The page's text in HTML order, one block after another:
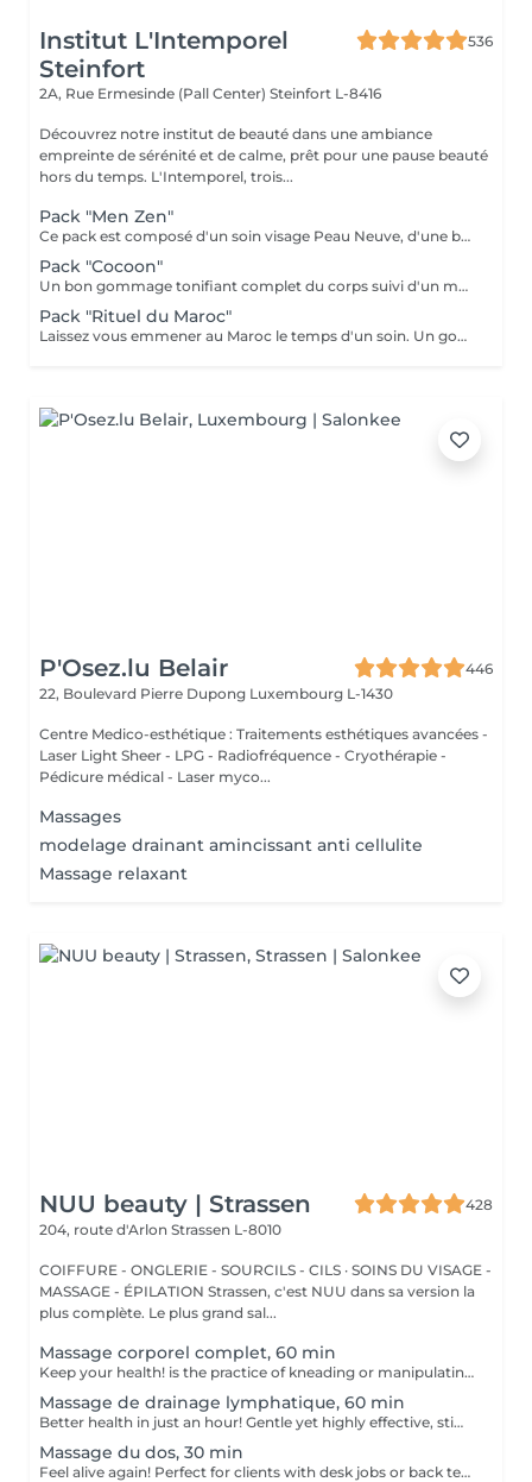
Institut L'Intemporel
Steinfort
536
2A, Rue Ermesinde (Pall Center) Steinfort L-8416
Découvrez notre institut de beauté dans une ambiance
empreinte de sérénité et de calme, prêt pour une pause beauté
hors du temps. L'Intemporel, trois...
Pack "Men Zen"
Ce pack est composé d'un soin visage Peau Neuve, d'une beauté des pieds et d'un massage "Escale à Marrakech" (1h de massage) Déconnection et expérience sensorielle Pour récupérer un "homme" zen :-)
Pack "Cocoon"
Un bon gommage tonifiant complet du corps suivi d'un massage détente du corps 1h, beauté des pieds et manucure.
Pack "Rituel du Maroc"
Laissez vous emmener au Maroc le temps d'un soin. Un gommage complet du corps avec au choix le "gommage à la fleur d'oranger" ou le "gommage au savon noir bio", suivi d'un massage d'une heure "Escale à Marrakech". Un voyage sensoriel parfumé à la fleur d'oranger ou à l'essence d'eucalyptus. Un thé à la menthe vous sera servi après le soin.
P'Osez.lu Belair
446
22, Boulevard Pierre Dupong Luxembourg L-1430
Centre Medico-esthétique : Traitements esthétiques avancées -
Laser Light Sheer - LPG - Radiofréquence - Cryothérapie -
Pédicure médical - Laser myco...
Massages
modelage drainant amincissant anti cellulite
Massage relaxant
NUU beauty | Strassen
428
204, route d'Arlon Strassen L-8010
COIFFURE - ONGLERIE - SOURCILS - CILS · SOINS DU VISAGE -
MASSAGE - ÉPILATION Strassen, c'est NUU dans sa version la
plus complète. Le plus grand sal...
Massage corporel complet, 60 min
Keep your health! is the practice of kneading or manipulating a person's muscles and other soft-tissue in order to reduce stress, reduce muscle pain, increase relaxation and improve the work of the immune system. Age restrictions: there are no age restrictions for this procedure. Post procedure recommendations: do not do sport and any sharp movements 2-3 hours after the procedure. Frequency: 1-2 times per week, 10 times in total. Repeat once in 3-6 months.
Massage de drainage lymphatique, 60 min
Better health in just an hour! Gentle yet highly effective, stimulates the body's lymphatic system to flush out toxins, reduce swelling, and enhance immunity. This technique uses light, rhythmic strokes to encourage natural drainage, making it perfect for reducing bloating, post-surgery care, and improving skin tone. A go-to for detox and wellness. Age restrictions: there are no age restrictions for this procedure. Post procedure recommendations: do not do sport and any sharp movements 2-3 hours after the procedure. Frequency: 1-2 times per week, 10 times in total. Repeat once in 3-6 months.
Massage du dos, 30 min
Feel alive again! Perfect for clients with desk jobs or back tension, focuses on relieving stress, tightness, and knots in the back and shoulders. Whether you suffer from chronic back pain or occasional tension, this treatment provides targeted relief and improved posture. Cupping therapy is an ancient healing technique that uses special cups to create gentle suction on the skin. This suction promotes blood flow, relieves muscle tension, reduces inflammation, and supports deep relaxation. The treatment can help release toxins, improve circulation, and ease chronic pain or stiffness. Age restrictions: there are no age restrictions for this procedure. Post procedure recommendations: do not do sport and any sharp movements for 2-3 hours after the procedure. Frequency: 1-2 times per week, 10 times in total. Repeat once in 3-6 months.